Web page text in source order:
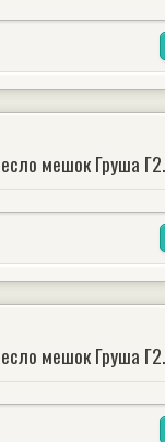
мешок Груша
мешок Груша